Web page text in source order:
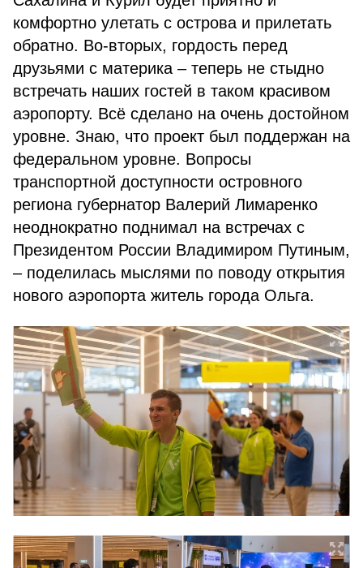
комфортно улетать с острова и прилетать
обратно. Во-вторых, гордость перед
друзьями с материка – теперь не стыдно
встречать наших гостей в таком красивом
аэропорту. Всё сделано на очень достойном
уровне. Знаю, что проект был поддержан на
федеральном уровне. Вопросы
транспортной доступности островного
региона губернатор Валерий Лимаренко
неоднократно поднимал на встречах с
Президентом России Владимиром Путиным,
– поделилась мыслями по поводу открытия
нового аэропорта житель города Ольга.